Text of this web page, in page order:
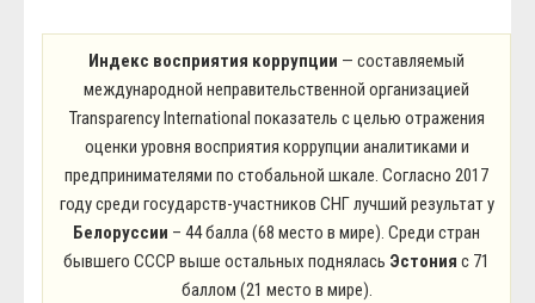
Индекс восприятия коррупции — составляемый
международной неправительственной организацией
Transparency International показатель с целью отражения
оценки уровня восприятия коррупции аналитиками и
предпринимателями по стобальной шкале. Согласно 2017
году среди государств-участников СНГ лучший результат у
Белоруссии – 44 балла (68 место в мире). Среди стран
бывшего СССР выше остальных поднялась Эстония с 71
баллом (21 место в мире).